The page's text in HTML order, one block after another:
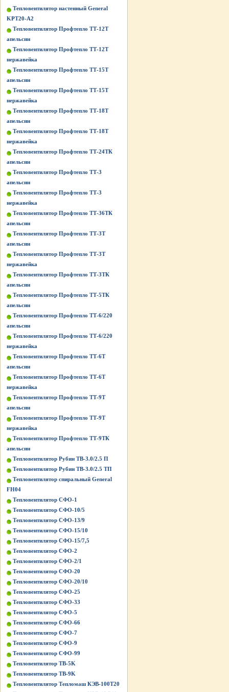
Тепловентилятор настенный General
KPT20-A2
Тепловентилятор Профтепло ТТ-12Т
апельсин
Тепловентилятор Профтепло ТТ-12Т
нержавейка
Тепловентилятор Профтепло ТТ-15Т
апельсин
Тепловентилятор Профтепло ТТ-15Т
нержавейка
Тепловентилятор Профтепло ТТ-18Т
апельсин
Тепловентилятор Профтепло ТТ-18Т
нержавейка
Тепловентилятор Профтепло ТТ-24ТК
апельсин
Тепловентилятор Профтепло ТТ-3
апельсин
Тепловентилятор Профтепло ТТ-3
нержавейка
Тепловентилятор Профтепло ТТ-36ТК
апельсин
Тепловентилятор Профтепло ТТ-3Т
апельсин
Тепловентилятор Профтепло ТТ-3Т
нержавейка
Тепловентилятор Профтепло ТТ-3ТК
апельсин
Тепловентилятор Профтепло ТТ-5ТК
апельсин
Тепловентилятор Профтепло ТТ-6/220
апельсин
Тепловентилятор Профтепло ТТ-6/220
нержавейка
Тепловентилятор Профтепло ТТ-6Т
апельсин
Тепловентилятор Профтепло ТТ-6Т
нержавейка
Тепловентилятор Профтепло ТТ-9Т
апельсин
Тепловентилятор Профтепло ТТ-9Т
нержавейка
Тепловентилятор Профтепло ТТ-9ТК
апельсин
Тепловентилятор Рубин ТВ-3.0/2.5 П
Тепловентилятор Рубин ТВ-3.0/2.5 ТП
Тепловентилятор спиральный General
FH04
Тепловентилятор СФО-1
Тепловентилятор СФО-10/5
Тепловентилятор СФО-13/9
Тепловентилятор СФО-15/10
Тепловентилятор СФО-15/7,5
Тепловентилятор СФО-2
Тепловентилятор СФО-2/1
Тепловентилятор СФО-20
Тепловентилятор СФО-20/10
Тепловентилятор СФО-25
Тепловентилятор СФО-33
Тепловентилятор СФО-5
Тепловентилятор СФО-66
Тепловентилятор СФО-7
Тепловентилятор СФО-9
Тепловентилятор СФО-99
Тепловентилятор ТВ-5K
Тепловентилятор ТВ-9K
Тепловентилятор Тепломаш КЭВ-100Т20